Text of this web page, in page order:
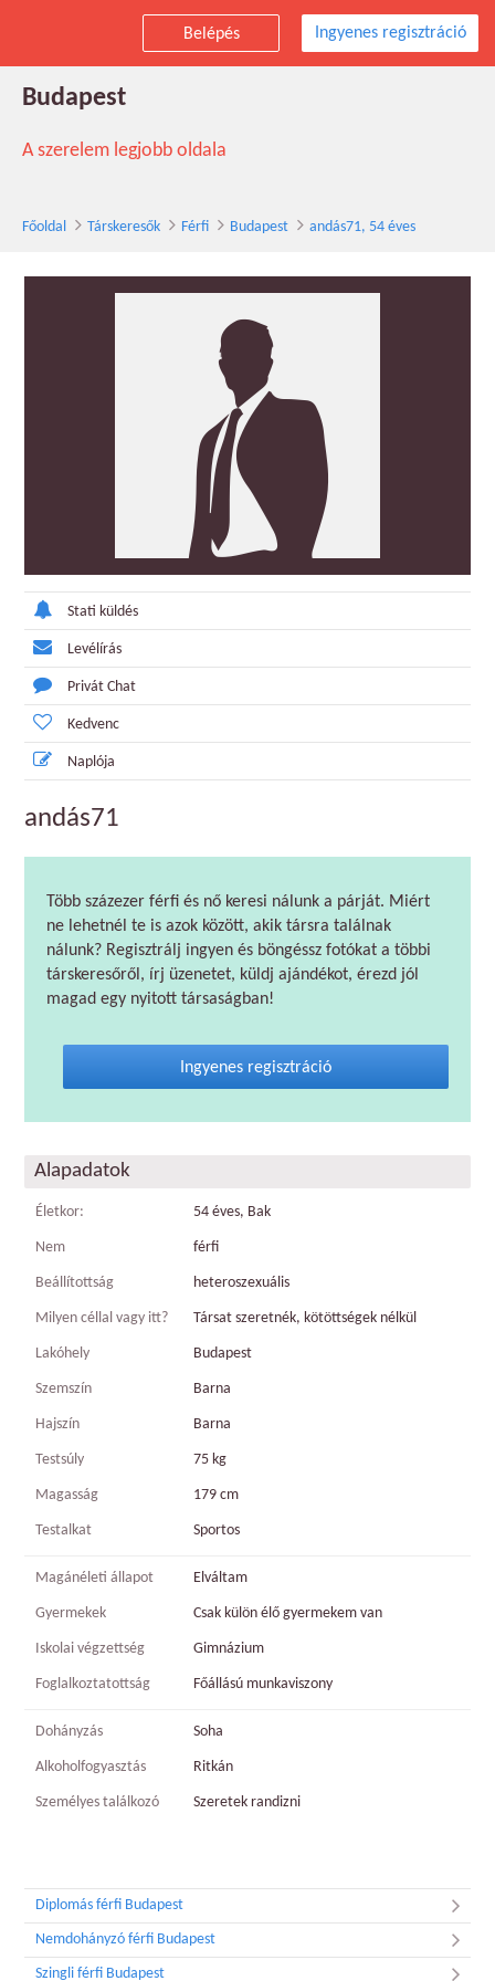
Belépés Ingyenes regisztráció
andás71 társkereső férfi, 54 éves,
Budapest
A szerelem legjobb oldala
Főoldal Társkeresők Férfi Budapest andás71, 54 éves
Stati küldés
Levélírás
Privát Chat
Kedvenc
Naplója
andás71
Több százezer férfi és nő keresi nálunk a párját. Miért
ne lehetnél te is azok között, akik társra találnak
nálunk? Regisztrálj ingyen és böngéssz fotókat a többi
társkeresőről, írj üzenetet, küldj ajándékot, érezd jól
magad egy nyitott társaságban!
Ingyenes regisztráció
Alapadatok
Életkor: 54 éves, Bak
Nem férfi
Beállítottság heteroszexuális
Milyen céllal vagy itt? Társat szeretnék, kötöttségek nélkül
Lakóhely Budapest
Szemszín Barna
Hajszín Barna
Testsúly 75 kg
Magasság 179 cm
Testalkat Sportos
Magánéleti állapot Elváltam
Gyermekek Csak külön élő gyermekem van
Iskolai végzettség Gimnázium
Foglalkoztatottság Főállású munkaviszony
Dohányzás Soha
Alkoholfogyasztás Ritkán
Személyes találkozó Szeretek randizni
Diplomás férfi Budapest
Nemdohányzó férfi Budapest
Szingli férfi Budapest